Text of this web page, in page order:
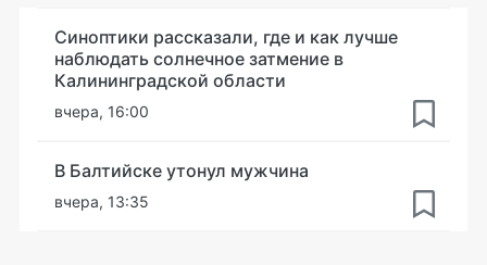
Синоптики рассказали, где и как лучше
наблюдать солнечное затмение в
Калининградской области
вчера, 16:00
В Балтийске утонул мужчина
вчера, 13:35